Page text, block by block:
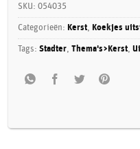
SKU:054035
Categorieën: Kerst, Koekjes
Tags:Stadter,Thema's>Kerst,